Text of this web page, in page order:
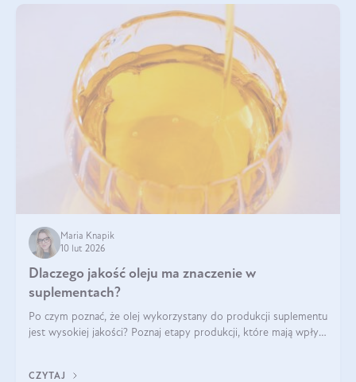
Maria Knapik
10 lut 2026
Dlaczego jakość oleju ma znaczenie w
suplementach?
Po czym poznać, że olej wykorzystany do produkcji suplementu
jest wysokiej jakości? Poznaj etapy produkcji, które mają wpływ
CZYTAJ